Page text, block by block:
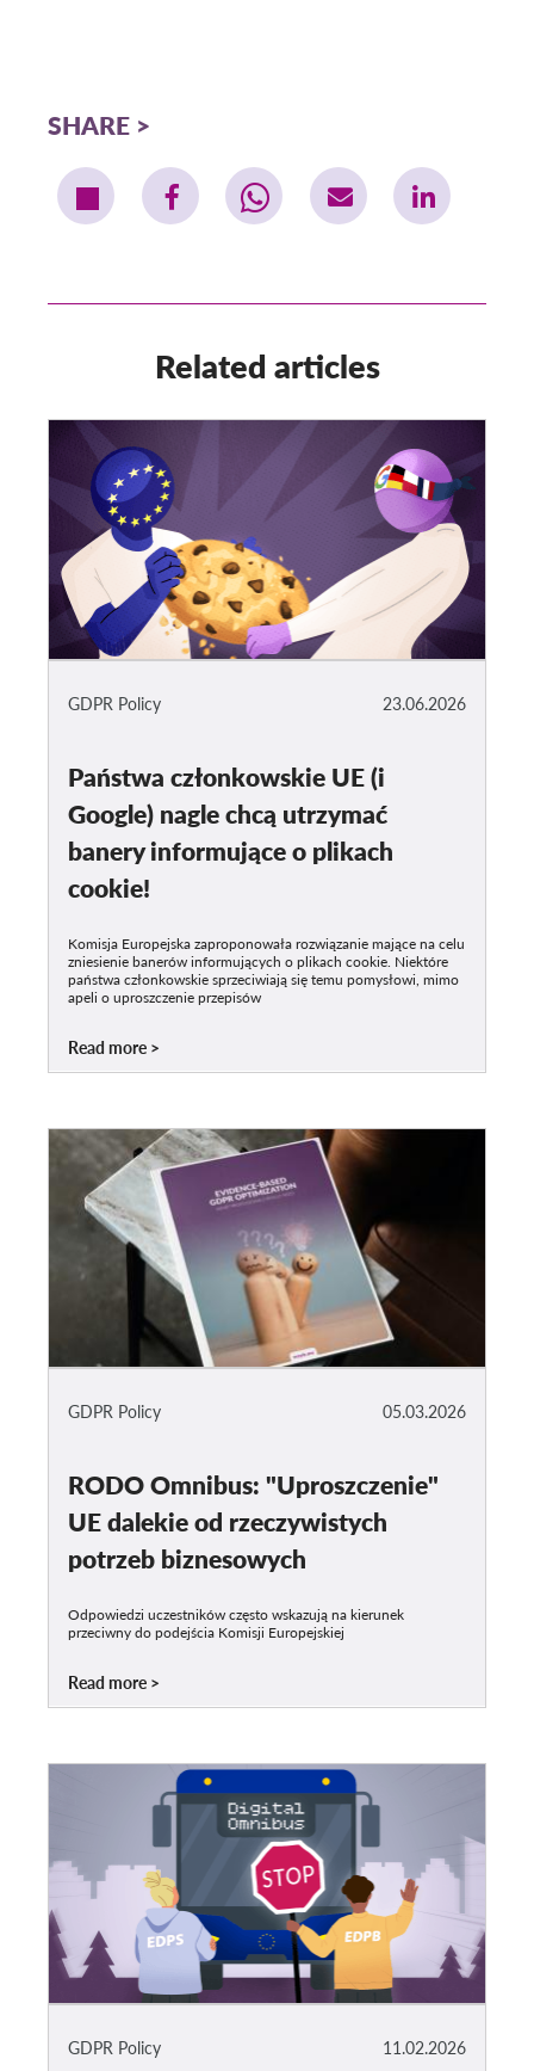
SHARE
Related articles
23.06.2026
GDPR Policy
Państwa członkowskie UE (i
Google) nagle chcą utrzymać
banery informujące o plikach
cookie!
Komisja Europejska zaproponowała rozwiązanie mające na celu
zniesienie banerów informujących o plikach cookie. Niektóre
państwa członkowskie sprzeciwiają się temu pomysłowi, mimo
apeli o uproszczenie przepisów
Read more
05.03.2026
GDPR Policy
RODO Omnibus: "Uproszczenie"
UE dalekie od rzeczywistych
potrzeb biznesowych
Odpowiedzi uczestników często wskazują na kierunek
przeciwny do podejścia Komisji Europejskiej
Read more
11.02.2026
GDPR Policy